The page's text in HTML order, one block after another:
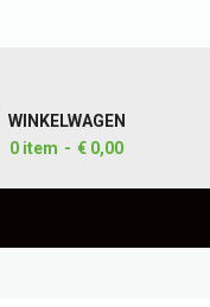
WINKELWAGEN
0 item € 0,00